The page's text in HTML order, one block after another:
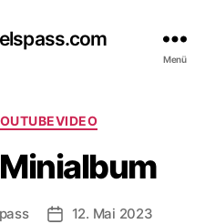
Menü
Kategorien
Beitragsdatum
12. Mai 2023